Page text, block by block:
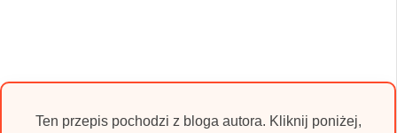
Ten przepis pochodzi z bloga autora. Kliknij poniżej,